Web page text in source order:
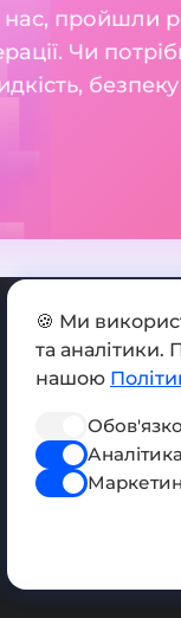
пройшли
Чи
🍪 Ми
та аналітики.
нашою
Аналітика